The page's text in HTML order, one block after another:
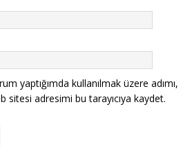
yaptığımda kullanılmak üzere adımı,
sitesi adresimi bu tarayıcıya kaydet.